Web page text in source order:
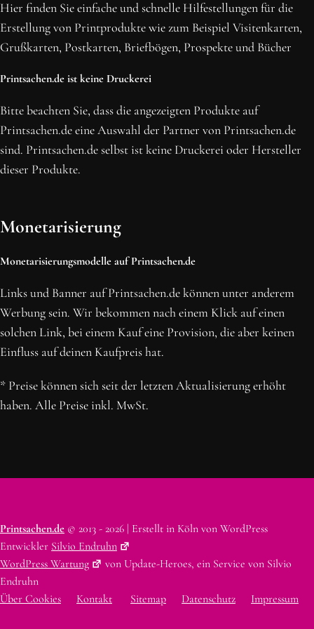
NEWSLETTER ABONNIEREN
Hier finden Sie einfache und schnelle Hilfestellungen für die
Erstellung von Printprodukte wie zum Beispiel Visitenkarten,
Grußkarten, Postkarten, Briefbögen, Prospekte und Bücher
Printsachen.de ist keine Druckerei
Bitte beachten Sie, dass die angezeigten Produkte auf
Printsachen.de eine Auswahl der Partner von Printsachen.de
sind. Printsachen.de selbst ist keine Druckerei oder Hersteller
dieser Produkte.
Monetarisierung
Monetarisierungsmodelle auf Printsachen.de
Links und Banner auf Printsachen.de können unter anderem
Werbung sein. Wir bekommen nach einem Klick auf einen
solchen Link, bei einem Kauf eine Provision, die aber keinen
Einfluss auf deinen Kaufpreis hat.
* Preise können sich seit der letzten Aktualisierung erhöht
haben. Alle Preise inkl. MwSt.
Printsachen.de © 2013 - 2026 | Erstellt in Köln von WordPress
Entwickler Silvio Endruhn
WordPress Wartung
von Update-Heroes, ein Service von Silvio
Endruhn
Über Cookies
Kontakt Sitemap Datenschutz Impressum